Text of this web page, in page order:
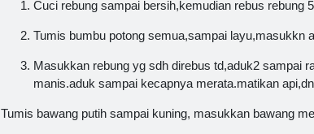
Cuci rebung sampai bersih,kemudian rebus rebung
Tumis bumbu potong semua,sampai layu,masukkn
Masukkan rebung yg sdh direbus td,aduk2 sampai
manis.aduk sampai kecapnya merata.matikan
Tumis bawang putih sampai kuning, masukkan bawang